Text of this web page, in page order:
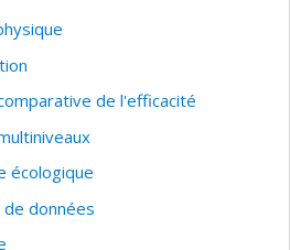
de l'efficacité
écologique
de données